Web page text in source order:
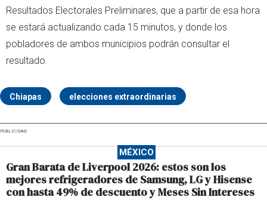
Resultados Electorales Preliminares, que a partir de esa hora
se estará actualizando cada 15 minutos, y donde los
pobladores de ambos municipios podrán consultar el
resultado.
Chiapas elecciones extraordinarias
PUBLICIDAD
MÉXICO
Gran Barata de Liverpool 2026: estos son los
mejores refrigeradores de Samsung, LG y Hisense
con hasta 49% de descuento y Meses Sin Intereses